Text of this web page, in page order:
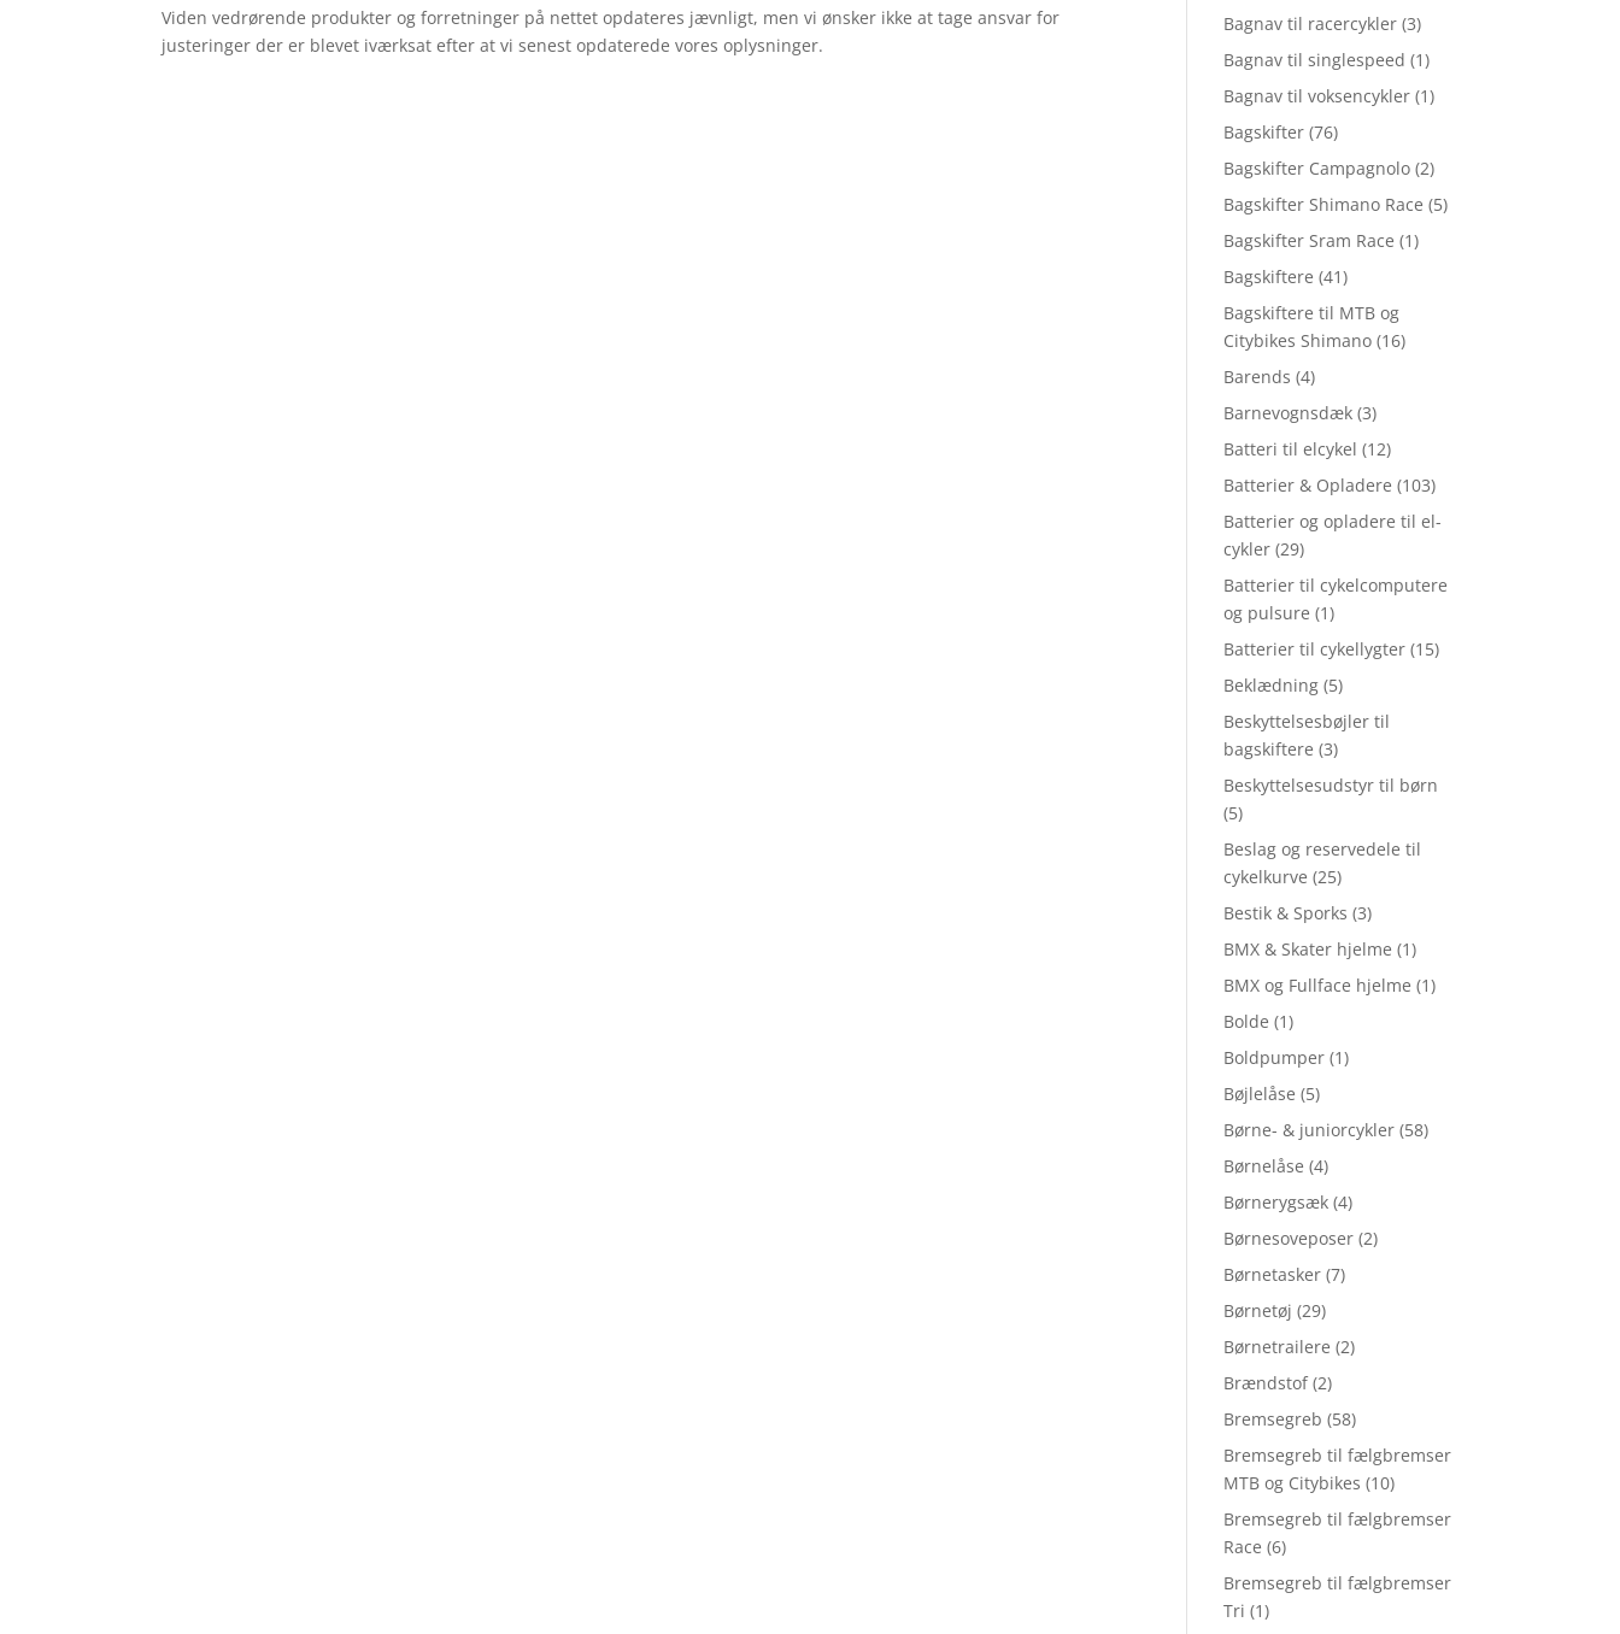
Viden vedrørende produkter og forretninger på nettet opdateres jævnligt, men vi ønsker ikke at tage ansvar for
justeringer der er blevet iværksat efter at vi senest opdaterede vores oplysninger.
Bagnav til racercykler (3)
Bagnav til singlespeed (1)
Bagnav til voksencykler (1)
Bagskifter (76)
Bagskifter Campagnolo (2)
Bagskifter Shimano Race (5)
Bagskifter Sram Race (1)
Bagskiftere (41)
Bagskiftere til MTB og
Citybikes Shimano (16)
Barends (4)
Barnevognsdæk (3)
Batteri til elcykel (12)
Batterier & Opladere (103)
Batterier og opladere til el-
cykler (29)
Batterier til cykelcomputere
og pulsure (1)
Batterier til cykellygter (15)
Beklædning (5)
Beskyttelsesbøjler til
bagskiftere (3)
Beskyttelsesudstyr til børn
(5)
Beslag og reservedele til
cykelkurve (25)
Bestik & Sporks (3)
BMX & Skater hjelme (1)
BMX og Fullface hjelme (1)
Bolde (1)
Boldpumper (1)
Bøjlelåse (5)
Børne- & juniorcykler (58)
Børnelåse (4)
Børnerygsæk (4)
Børnesoveposer (2)
Børnetasker (7)
Børnetøj (29)
Børnetrailere (2)
Brændstof (2)
Bremsegreb (58)
Bremsegreb til fælgbremser
MTB og Citybikes (10)
Bremsegreb til fælgbremser
Race (6)
Bremsegreb til fælgbremser
Tri (1)